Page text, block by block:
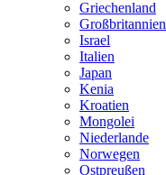
Griechenland
Großbritannien
Israel
Italien
Japan
Kenia
Kroatien
Mongolei
Niederlande
Norwegen
Ostpreußen